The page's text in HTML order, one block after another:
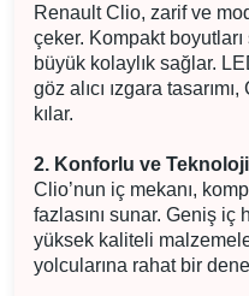
Renault Clio, zarif ve
çeker. Kompakt
büyük kolaylık sağlar.
göz alıcı ızgara
kılar.
2. Konforlu ve
Clio’nun iç mekanı,
fazlasını sunar. Geniş iç
yüksek kaliteli
yolcularına rahat bir